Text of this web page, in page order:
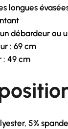
longues
débardeur ou
: 69 cm
: 49 cm
5%